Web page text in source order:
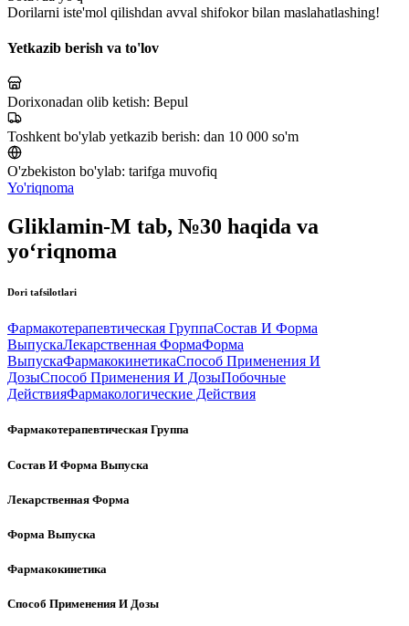
Dorilarni iste'mol qilishdan avval shifokor bilan maslahatlashing!
Yetkazib berish va to'lov
Dorixonadan olib ketish: Bepul
Toshkent bo'ylab yetkazib berish: dan 10 000 so'm
O'zbekiston bo'ylab: tarifga muvofiq
Yo'riqnoma
Gliklamin-M tab, №30 haqida va
yo‘riqnoma
Dori tafsilotlari
Фармакотерапевтическая ГруппаСостав И Форма
ВыпускаЛекарственная ФормаФорма
ВыпускаФармакокинетикаСпособ Применения И
ДозыСпособ Применения И ДозыПобочные
ДействияФармакологические Действия
Фармакотерапевтическая Группа
Состав И Форма Выпуска
Лекарственная Форма
Форма Выпуска
Фармакокинетика
Способ Применения И Дозы